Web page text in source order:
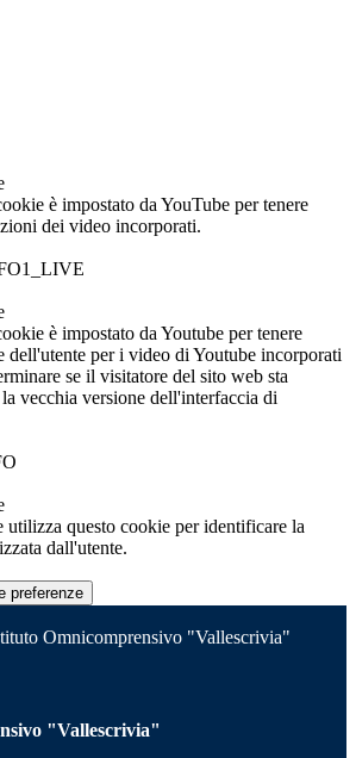
è impostato da YouTube per tenere
dei video incorporati.
è impostato da Youtube per tenere
dell'utente per i video di Youtube incorporati
se il visitatore del sito web sta
vecchia versione dell'interfaccia di
utilizza questo cookie per identificare la
dall'utente.
preferenze
Omnicomprensivo "Vallescrivia"
"Vallescrivia"